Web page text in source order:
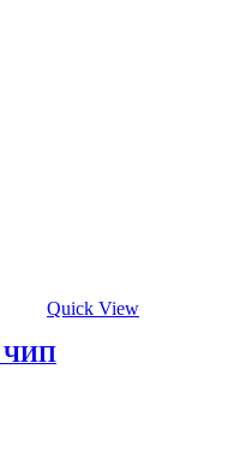
Quick View
ЧИП